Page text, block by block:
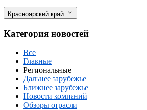
Красноярский край
Категория новостей
Все
Главные
Региональные
Дальнее зарубежье
Ближнее зарубежье
Новости компаний
Обзоры отрасли